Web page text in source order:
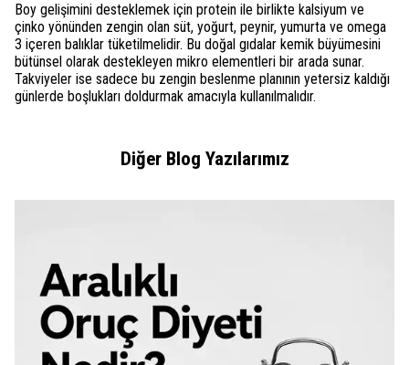
Boy gelişimini desteklemek için protein ile birlikte kalsiyum ve
çinko yönünden zengin olan süt, yoğurt, peynir, yumurta ve omega
3 içeren balıklar tüketilmelidir. Bu doğal gıdalar kemik büyümesini
bütünsel olarak destekleyen mikro elementleri bir arada sunar.
Takviyeler ise sadece bu zengin beslenme planının yetersiz kaldığı
günlerde boşlukları doldurmak amacıyla kullanılmalıdır.
Diğer Blog Yazılarımız